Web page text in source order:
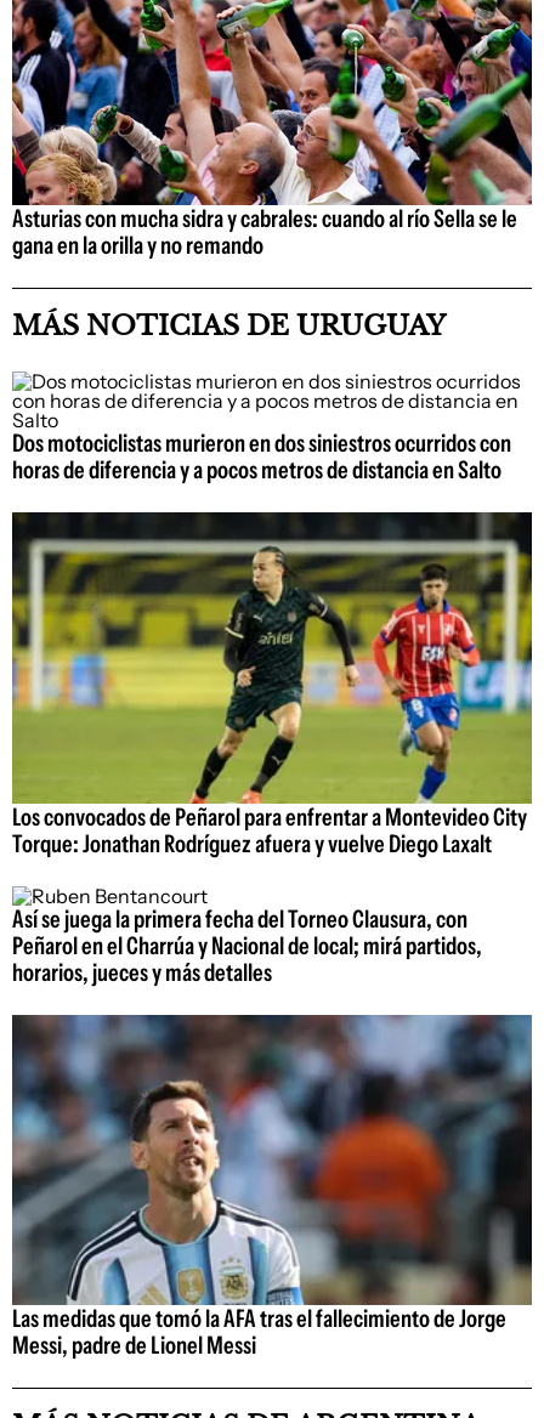
Asturias con mucha sidra y cabrales: cuando al río Sella se le
gana en la orilla y no remando
MÁS NOTICIAS DE URUGUAY
Dos motociclistas murieron en dos siniestros ocurridos con
horas de diferencia y a pocos metros de distancia en Salto
Los convocados de Peñarol para enfrentar a Montevideo City
Torque: Jonathan Rodríguez afuera y vuelve Diego Laxalt
Así se juega la primera fecha del Torneo Clausura, con
Peñarol en el Charrúa y Nacional de local; mirá partidos,
horarios, jueces y más detalles
Las medidas que tomó la AFA tras el fallecimiento de Jorge
Messi, padre de Lionel Messi